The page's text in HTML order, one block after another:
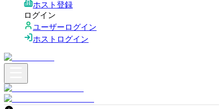
ホスト登録
ログイン
ユーザーログイン
ホストログイン